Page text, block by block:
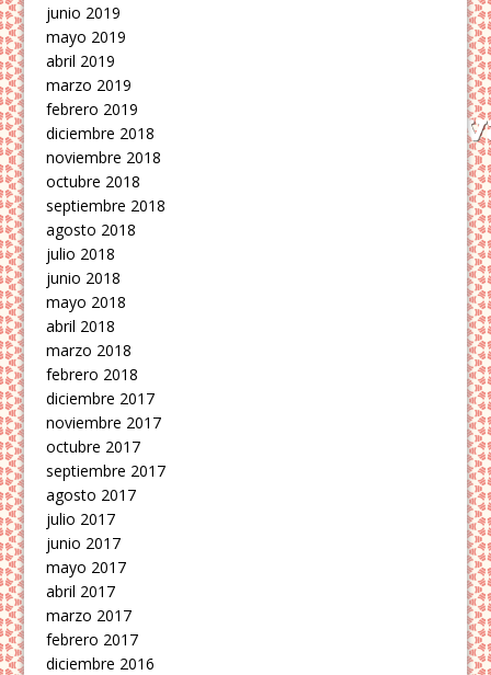
junio 2019
mayo 2019
abril 2019
marzo 2019
febrero 2019
diciembre 2018
noviembre 2018
octubre 2018
septiembre 2018
agosto 2018
julio 2018
junio 2018
mayo 2018
abril 2018
marzo 2018
febrero 2018
diciembre 2017
noviembre 2017
octubre 2017
septiembre 2017
agosto 2017
julio 2017
junio 2017
mayo 2017
abril 2017
marzo 2017
febrero 2017
diciembre 2016